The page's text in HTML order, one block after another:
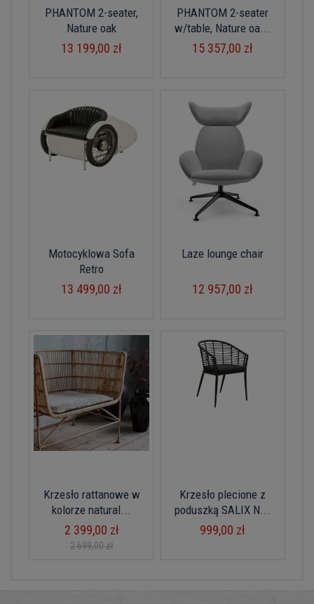
PHANTOM 2-seater,
Nature oak
13 199,00 zł
PHANTOM 2-seater
w/table, Nature oa...
15 357,00 zł
Motocyklowa Sofa
Retro
13 499,00 zł
Laze lounge chair
12 957,00 zł
Krzesło rattanowe w
kolorze natural...
2 399,00 zł
2 699,00 zł
Krzesło plecione z
poduszką SALIX N...
999,00 zł